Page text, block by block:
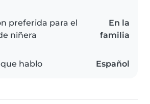
preferida para el
niñera
En la
familia
hablo Español